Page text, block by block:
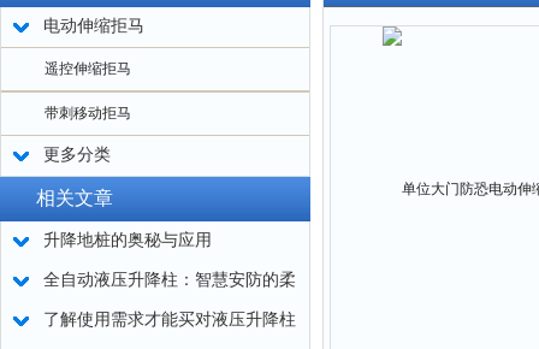
电动伸缩拒马
遥控伸缩拒马
带刺移动拒马
更多分类
相关文章
升降地桩的奥秘与应用
全自动液压升降柱：智慧安防的柔
性屏障
了解使用需求才能买对液压升降柱